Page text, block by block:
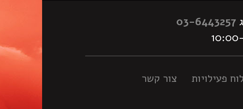
03-6443257
לוח פעילויות צור קשר